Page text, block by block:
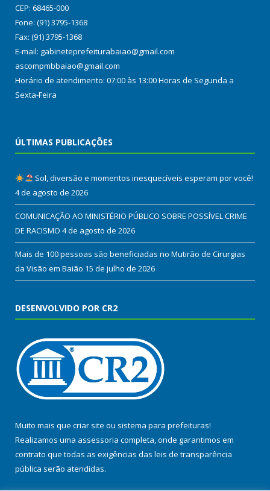
CEP: 68465-000
Fone: (91) 3795-1368
Fax: (91) 3795-1368
E-mail: gabineteprefeiturabaiao@gmail.com
ascompmbbaiao@gmail.com
Horário de atendimento: 07:00 às 13:00 Horas de Segunda a
Sexta-Feira
ÚLTIMAS PUBLICAÇÕES
Sol, diversão e momentos inesquecíveis esperam por você!
4 de agosto de 2026
COMUNICAÇÃO AO MINISTÉRIO PÚBLICO SOBRE POSSÍVEL CRIME
DE RACISMO 4 de agosto de 2026
Mais de 100 pessoas são beneficiadas no Mutirão de Cirurgias
da Visão em Baião 15 de julho de 2026
DESENVOLVIDO POR CR2
Muito mais que criar site ou sistema para prefeituras!
Realizamos uma assessoria completa, onde garantimos em
contrato que todas as exigências das leis de transparência
pública serão atendidas.